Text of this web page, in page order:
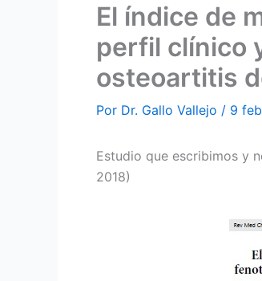
El índice de
perfil clínico
osteoartitis
Por Dr. Gallo Vallejo / 9
Estudio que escribimos y
2018)